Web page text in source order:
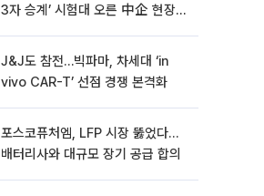
3자 승계’ 시험대 오른 中企 현장
J&J도 참전…빅파마, 차세대 ‘in
vivo CAR-T’ 선점 경쟁 본격화
포스코퓨처엠, LFP 시장 뚫었다…
배터리사와 대규모 장기 공급 합의